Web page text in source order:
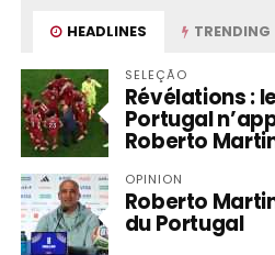
HEADLINES TRENDING
SELEÇÃO
Révélations :
Portugal
Roberto
OPINION
Roberto
du Portugal